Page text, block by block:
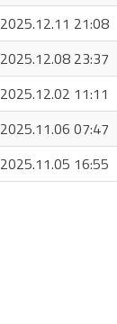
2025.12.11 21:08
2025.12.08 23:37
2025.12.02 11:11
2025.11.06 07:47
2025.11.05 16:55